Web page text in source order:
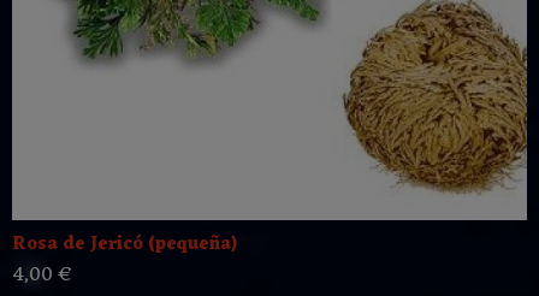
Rosa de Jericó (pequeña)
4,00 €